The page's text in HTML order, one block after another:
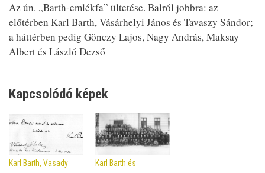
Az ún. „Barth-emlékfa” ültetése. Balról jobbra: az
előtérben Karl Barth, Vásárhelyi János és Tavaszy Sándor;
a háttérben pedig Gönczy Lajos, Nagy András, Maksay
Albert és László Dezső
Kapcsolódó képek
Karl Barth, Vasady
Karl Barth és